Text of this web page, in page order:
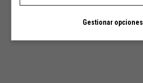
Gestionar opciones